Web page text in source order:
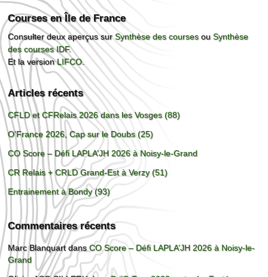
Courses en Île de France
Consulter deux aperçus surSynthèse des coursesouSynthèse
des courses IDF.
Et la versionLIFCO.
Articles récents
CFLD et CFRelais 2026 dans les Vosges (88)
O’France 2026, Cap sur le Doubs (25)
CO Score – Défi LAPLA’JH 2026 à Noisy-le-Grand
CR Relais + CRLD Grand-Est à Verzy (51)
Entrainement à Bondy (93)
Commentaires récents
Marc BlanquartdansCO Score – Défi LAPLA’JH 2026 à Noisy-le-
Grand